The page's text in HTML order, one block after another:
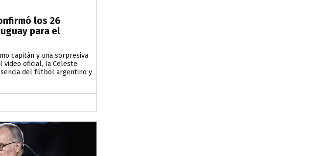
los 26
para el
capitán y una sorpresiva
video oficial, la Celeste
del fútbol argentino y